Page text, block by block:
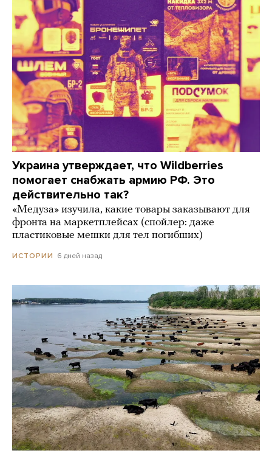
Украина утверждает, что Wildberries
помогает снабжать армию РФ. Это
действительно так?
«Медуза» изучила, какие товары заказывают для
фронта на маркетплейсах (спойлер: даже
пластиковые мешки для тел погибших)
ИСТОРИИ 6 дней назад